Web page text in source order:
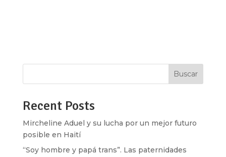
Buscar
Recent Posts
Mircheline Aduel y su lucha por un mejor futuro
posible en Haití
“Soy hombre y papá trans”. Las paternidades